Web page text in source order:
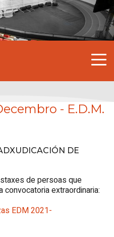
- E.D.M.
DE
de persoas que
extraordinaria:
EDM 2021-